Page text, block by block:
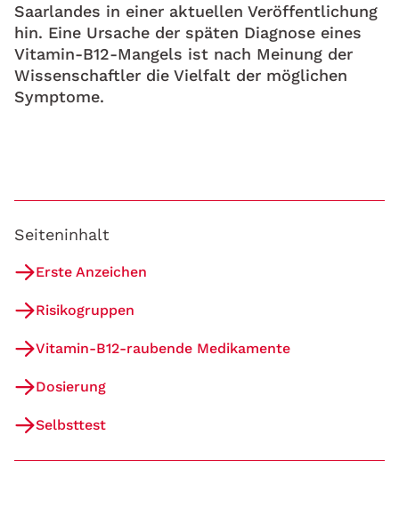
Saarlandes in einer aktuellen Veröffentlichung
hin. Eine Ursache der späten Diagnose eines
Vitamin-B12-Mangels ist nach Meinung der
Wissenschaftler die Vielfalt der möglichen
Symptome.
Seiteninhalt
Erste Anzeichen
Risikogruppen
Vitamin-B12-raubende Medikamente
Dosierung
Selbsttest